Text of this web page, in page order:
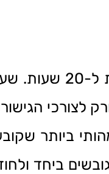
במרבית המקרים הליך
לצורכי
ביותר
ביחד